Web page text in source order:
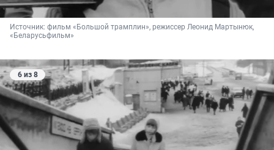
Источник: фильм «Большой трамплин», режиссер Леонид Мартынюк,
«Беларусьфильм»
6 из 8